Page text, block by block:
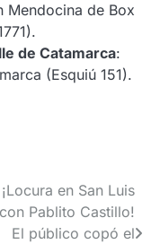
Mendocina de Box
de Catamarca:
(Esquiú 151).
¡Locura en San Luis
con Pablito Castillo!
El público copó el